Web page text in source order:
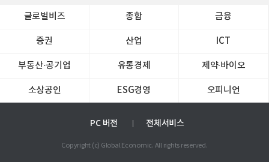
글로벌비즈 종합 금융
증권 산업 ICT
부동산·공기업 유통경제 제약∙바이오
소상공인 ESG경영 오피니언
PC 버전 전체서비스
Copyright (c) Global Economic. All rights reserved.